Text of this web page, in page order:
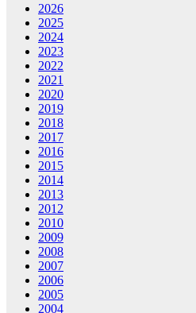
2026
2025
2024
2023
2022
2021
2020
2019
2018
2017
2016
2015
2014
2013
2012
2010
2009
2008
2007
2006
2005
2004